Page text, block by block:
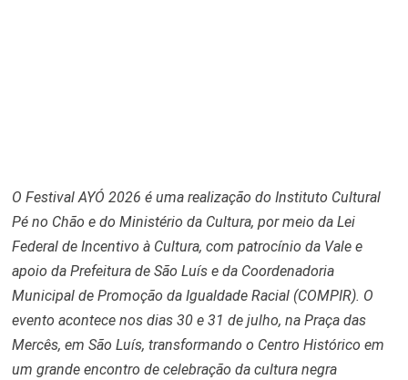
O Festival AYÓ 2026 é uma realização do Instituto Cultural
Pé no Chão e do Ministério da Cultura, por meio da Lei
Federal de Incentivo à Cultura, com patrocínio da Vale e
apoio da Prefeitura de São Luís e da Coordenadoria
Municipal de Promoção da Igualdade Racial (COMPIR). O
evento acontece nos dias 30 e 31 de julho, na Praça das
Mercês, em São Luís, transformando o Centro Histórico em
um grande encontro de celebração da cultura negra